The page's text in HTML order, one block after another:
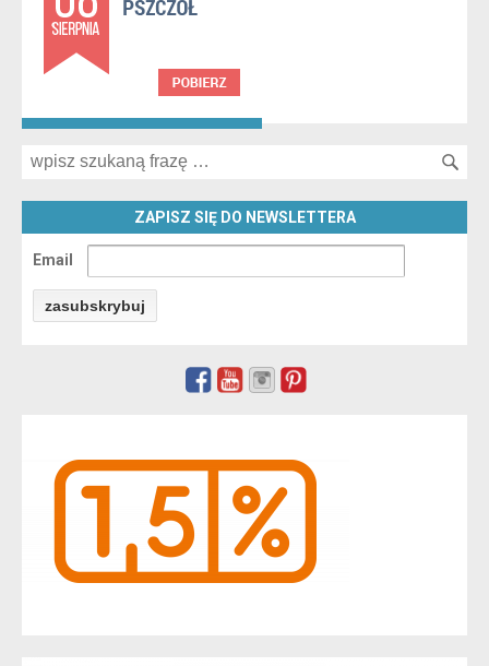
Search for:
ZAPISZ SIĘ DO NEWSLETTERA
Email